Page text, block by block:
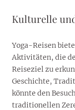
Kulturelle
Yoga-Reisen
Aktivitäten, die
Reiseziel zu
Geschichte,
könnte den
traditionellen